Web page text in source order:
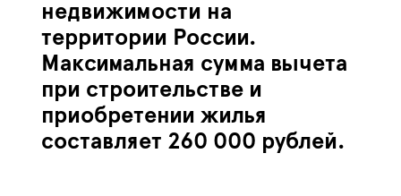
недвижимости на
территории России.
Максимальная сумма вычета
при строительстве и
приобретении жилья
составляет 260 000 рублей.